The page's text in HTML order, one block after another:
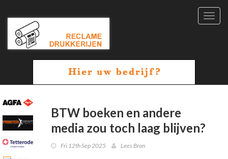
BTW boeken en andere
media zou toch laag blijven?
Fri 12th Sep 2025 Lees Bron